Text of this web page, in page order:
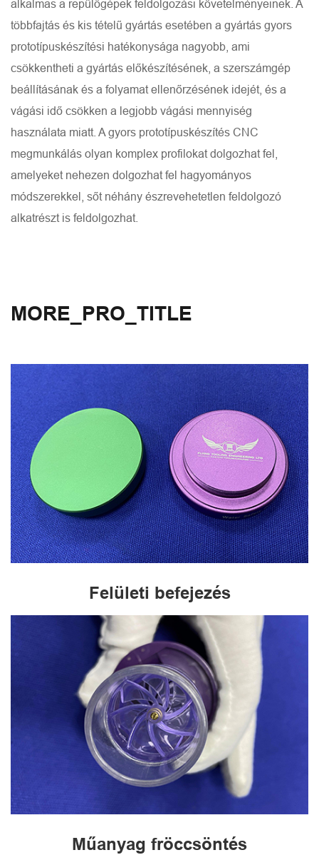
alkalmas a repülőgépek feldolgozási követelményeinek. A
többfajtás és kis tételű gyártás esetében a gyártás gyors
prototípuskészítési hatékonysága nagyobb, ami
csökkentheti a gyártás előkészítésének, a szerszámgép
beállításának és a folyamat ellenőrzésének idejét, és a
vágási idő csökken a legjobb vágási mennyiség
használata miatt. A gyors prototípuskészítés CNC
megmunkálás olyan komplex profilokat dolgozhat fel,
amelyeket nehezen dolgozhat fel hagyományos
módszerekkel, sőt néhány észrevehetetlen feldolgozó
alkatrészt is feldolgozhat.
MORE_PRO_TITLE
Felületi befejezés
Műanyag fröccsöntés